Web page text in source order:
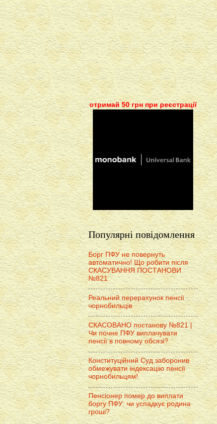
отримай 50 грн при реєстрації
Популярні повідомлення
Борг ПФУ не повернуть
автоматично! Що робити після
СКАСУВАННЯ ПОСТАНОВИ
№821
Реальний перерахунок пенсії
чорнобильців
СКАСОВАНО постанову №821 |
Чи почне ПФУ виплачувати
пенсії в повному обсязі?
Конституційний Суд заборонив
обмежувати індексацію пенсії
чорнобильцям!
Пенсіонер помер до виплати
боргу ПФУ: чи успадкує родина
гроші?